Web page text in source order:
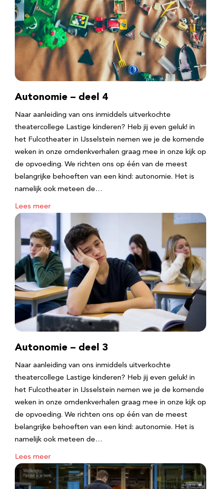
Autonomie – deel 4
Naar aanleiding van ons inmiddels uitverkochte
theatercollege Lastige kinderen? Heb jij even geluk! in
het Fulcotheater in IJsselstein nemen we je de komende
weken in onze omdenkverhalen graag mee in onze kijk op
de opvoeding. We richten ons op één van de meest
belangrijke behoeften van een kind: autonomie. Het is
namelijk ook meteen de…
Lees meer
Autonomie – deel 3
Naar aanleiding van ons inmiddels uitverkochte
theatercollege Lastige kinderen? Heb jij even geluk! in
het Fulcotheater in IJsselstein nemen we je de komende
weken in onze omdenkverhalen graag mee in onze kijk op
de opvoeding. We richten ons op één van de meest
belangrijke behoeften van een kind: autonomie. Het is
namelijk ook meteen de…
Lees meer